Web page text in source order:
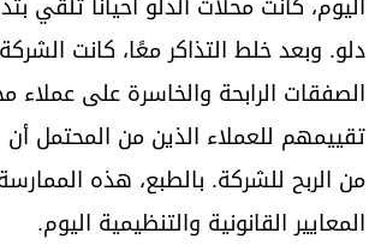
دلو. وبعد خلط التذاكر معًا، كانت
الصفقات الرابحة والخاسرة على عملاء
تقييمهم للعملاء الذين من المحتمل أن
من الربح للشركة. بالطبع، هذه
المعايير القانونية والتنظيمية اليوم.